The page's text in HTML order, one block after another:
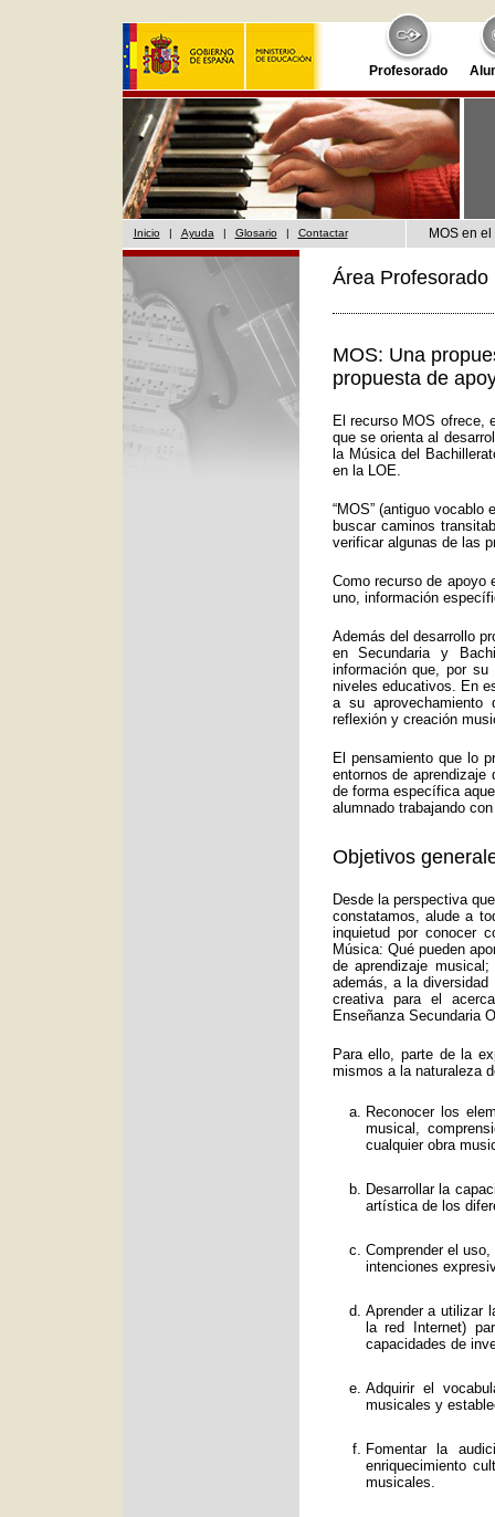
Profesorado
Inicio | Ayuda | Glosario | Contactar MOS en
Área
MOS: Una
propuesta de
El recurso MOS ofrece,
que se orienta al
la Música del
en la LOE.
“MOS” (antiguo
buscar caminos
verificar algunas de las
Como recurso de
uno, información
Además del desarrollo
en Secundaria y
información que, por
niveles educativos. En
a su aprovechamiento
reflexión y creación
El pensamiento que lo
entornos de aprendizaje
de forma específica
alumnado trabajando
Objetivos
Desde la perspectiva
constatamos, alude a
inquietud por conocer
Música: Qué pueden
de aprendizaje
además, a la
creativa para el
Enseñanza Secundaria
Para ello, parte de la
mismos a la naturaleza
Reconocer los
musical,
cualquier obra
Desarrollar la
artística de los
Comprender el
intenciones
Aprender a utilizar
la red Internet)
capacidades de
Adquirir el
musicales y
Fomentar la
enriquecimiento
musicales.